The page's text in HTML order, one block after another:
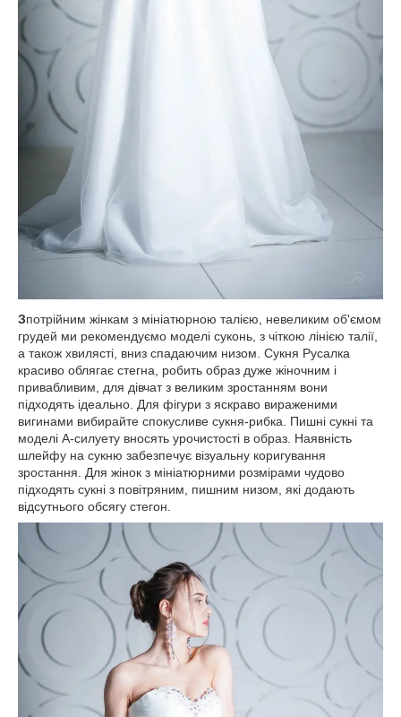
Зпотрійним жінкам з мініатюрною талією, невеликим об'ємом
грудей ми рекомендуємо моделі суконь, з чіткою лінією талії,
а також хвилясті, вниз спадаючим низом. Сукня Русалка
красиво облягає стегна, робить образ дуже жіночним і
привабливим, для дівчат з великим зростанням вони
підходять ідеально. Для фігури з яскраво вираженими
вигинами вибирайте спокусливе сукня-рибка. Пишні сукні та
моделі А-силуету вносять урочистості в образ. Наявність
шлейфу на сукню забезпечує візуальну коригування
зростання. Для жінок з мініатюрними розмірами чудово
підходять сукні з повітряним, пишним низом, які додають
відсутнього обсягу стегон.